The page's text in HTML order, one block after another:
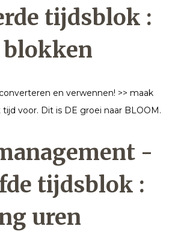
tijdsblok :
blokken
en verwennen! >> maak
voor. Dit is DE groei naar BLOOM.
-
tijdsblok :
uren